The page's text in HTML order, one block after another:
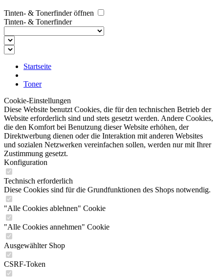
Tinten- & Tonerfinder öffnen
Tinten- & Tonerfinder
Startseite
Toner
Cookie-Einstellungen
Diese Website benutzt Cookies, die für den technischen Betrieb der
Website erforderlich sind und stets gesetzt werden. Andere Cookies,
die den Komfort bei Benutzung dieser Website erhöhen, der
Direktwerbung dienen oder die Interaktion mit anderen Websites
und sozialen Netzwerken vereinfachen sollen, werden nur mit Ihrer
Zustimmung gesetzt.
Konfiguration
Technisch erforderlich
Diese Cookies sind für die Grundfunktionen des Shops notwendig.
"Alle Cookies ablehnen" Cookie
"Alle Cookies annehmen" Cookie
Ausgewählter Shop
CSRF-Token